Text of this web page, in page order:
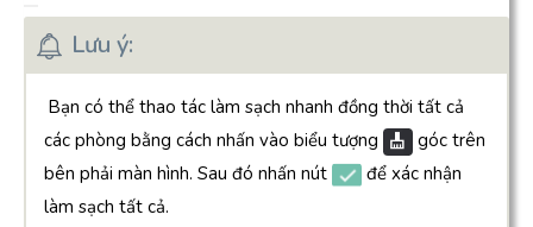
Lưu ý:
Bạn có thể thao tác làm sạch nhanh đồng thời tất cả
các phòng bằng cách nhấn vào biểu tượng
góc trên
bên phải màn hình. Sau đó nhấn nút
để xác nhận
làm sạch tất cả.